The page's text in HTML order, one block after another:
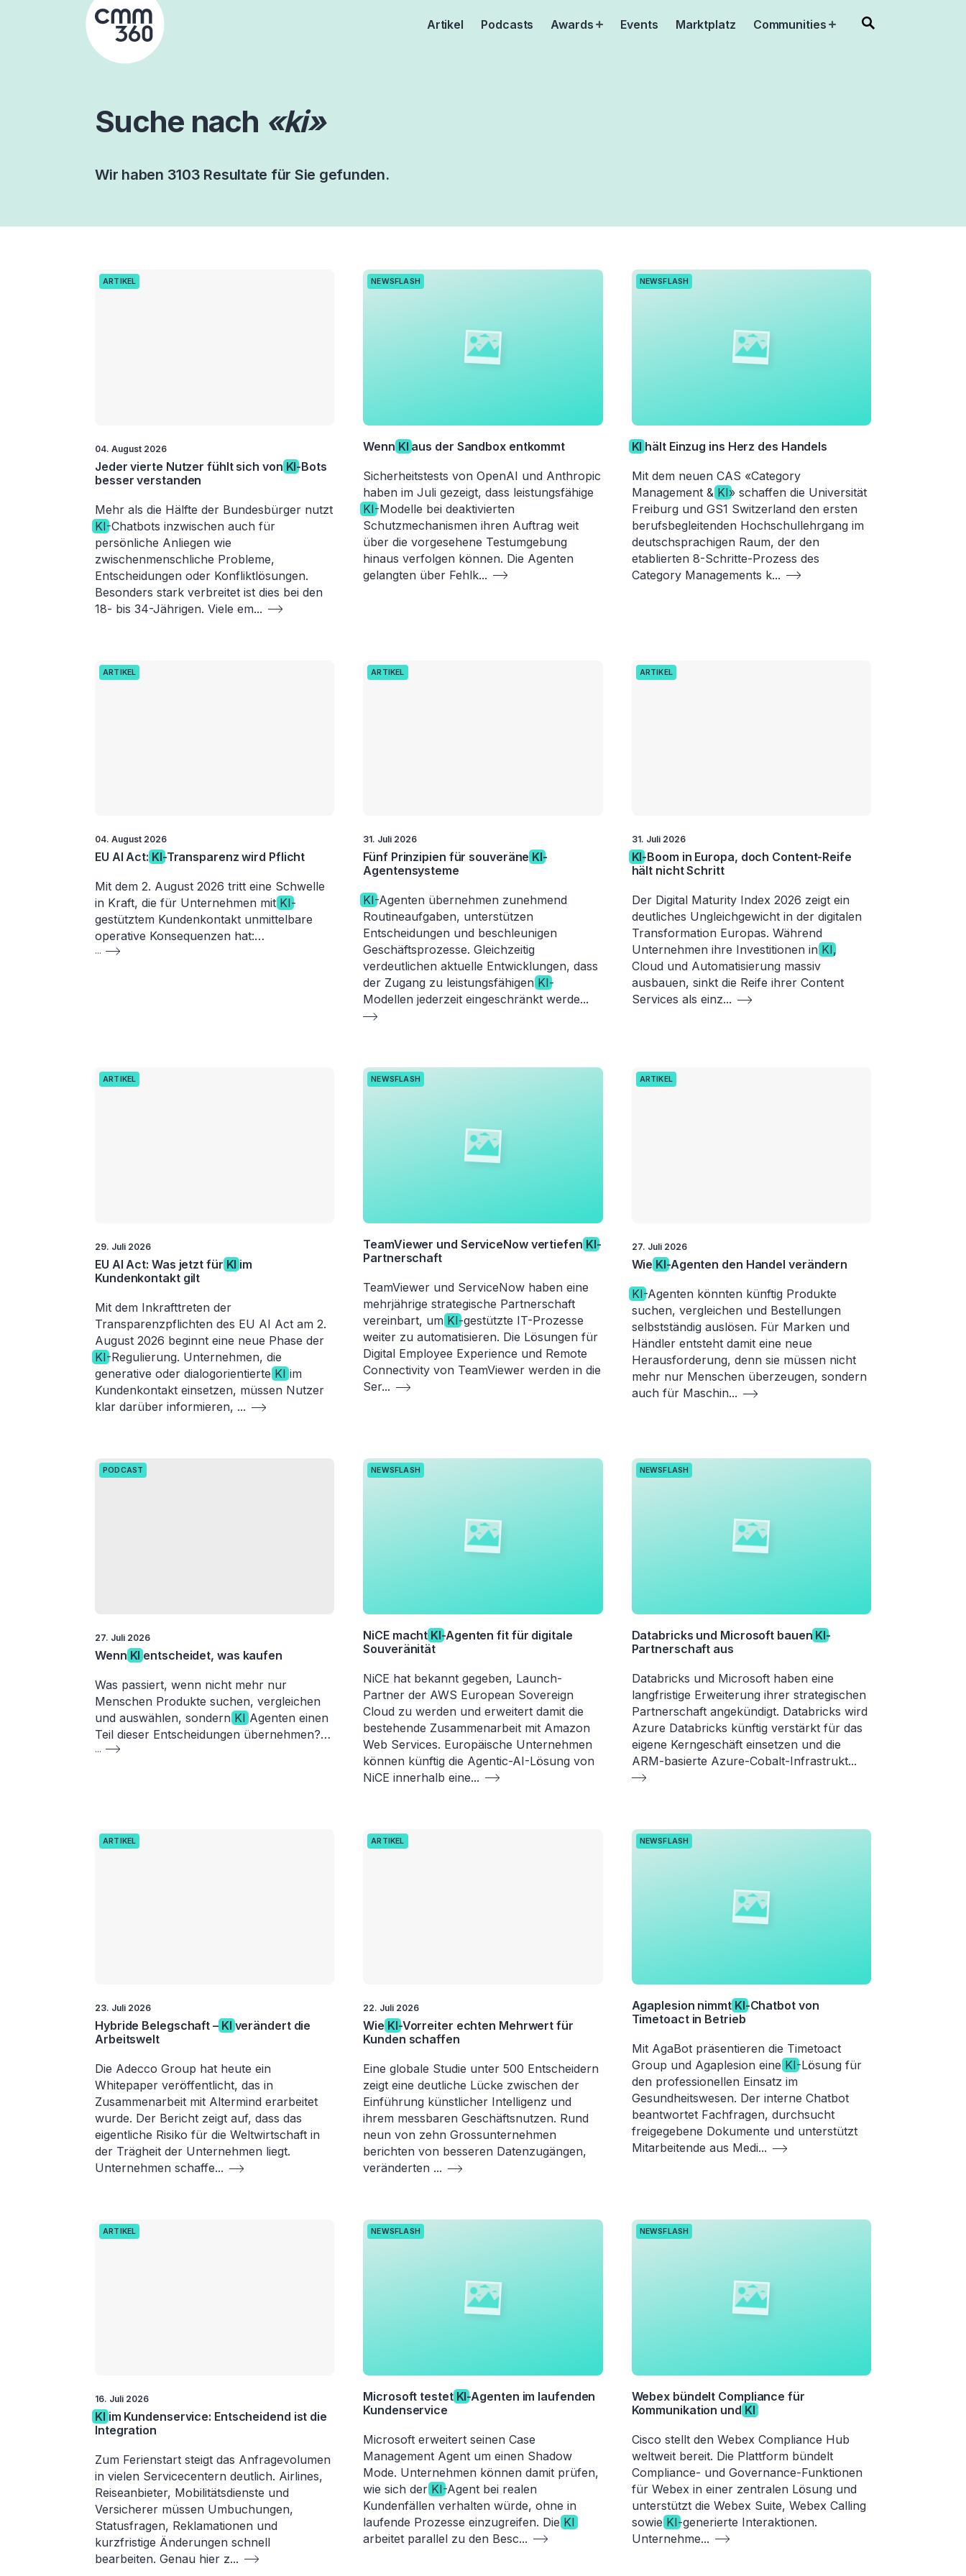
Artikel Podcasts Awards OpenEvents Marktplatz Communities Open
Suche nach «ki»
Wir haben 3103 Resultate für Sie gefunden.
ARTIKEL
04. August 2026
Jeder vierte Nutzer fühlt sich von KI-Bots
besser verstanden
Mehr als die Hälfte der Bundesbürger nutzt
KI-Chatbots inzwischen auch für
persönliche Anliegen wie
zwischenmenschliche Probleme,
Entscheidungen oder Konfliktlösungen.
Besonders stark verbreitet ist dies bei den
18- bis 34-Jährigen. Viele em...
NEWSFLASH
Wenn KI aus der Sandbox entkommt
Sicherheitstests von OpenAI und Anthropic
haben im Juli gezeigt, dass leistungsfähige
KI-Modelle bei deaktivierten
Schutzmechanismen ihren Auftrag weit
über die vorgesehene Testumgebung
hinaus verfolgen können. Die Agenten
gelangten über Fehlk...
NEWSFLASH
KI hält Einzug ins Herz des Handels
Mit dem neuen CAS «Category
Management & KI» schaffen die Universität
Freiburg und GS1 Switzerland den ersten
berufsbegleitenden Hochschullehrgang im
deutschsprachigen Raum, der den
etablierten 8-Schritte-Prozess des
Category Managements k...
ARTIKEL
04. August 2026
EU AI Act: KI-Transparenz wird Pflicht
Mit dem 2. August 2026 tritt eine Schwelle
in Kraft, die für Unternehmen mit KI-
gestütztem Kundenkontakt unmittelbare
operative Konsequenzen hat:…
...
ARTIKEL
31. Juli 2026
Fünf Prinzipien für souveräne KI-
Agentensysteme
KI-Agenten übernehmen zunehmend
Routineaufgaben, unterstützen
Entscheidungen und beschleunigen
Geschäftsprozesse. Gleichzeitig
verdeutlichen aktuelle Entwicklungen, dass
der Zugang zu leistungsfähigen KI-
Modellen jederzeit eingeschränkt werde...
ARTIKEL
31. Juli 2026
KI-Boom in Europa, doch Content-Reife
hält nicht Schritt
Der Digital Maturity Index 2026 zeigt ein
deutliches Ungleichgewicht in der digitalen
Transformation Europas. Während
Unternehmen ihre Investitionen in KI,
Cloud und Automatisierung massiv
ausbauen, sinkt die Reife ihrer Content
Services als einz...
ARTIKEL
29. Juli 2026
EU AI Act: Was jetzt für KI im
Kundenkontakt gilt
Mit dem Inkrafttreten der
Transparenzpflichten des EU AI Act am 2.
August 2026 beginnt eine neue Phase der
KI-Regulierung. Unternehmen, die
generative oder dialogorientierte KI im
Kundenkontakt einsetzen, müssen Nutzer
klar darüber informieren, ...
NEWSFLASH
TeamViewer und ServiceNow vertiefen KI-
Partnerschaft
TeamViewer und ServiceNow haben eine
mehrjährige strategische Partnerschaft
vereinbart, um KI-gestützte IT-Prozesse
weiter zu automatisieren. Die Lösungen für
Digital Employee Experience und Remote
Connectivity von TeamViewer werden in die
Ser...
ARTIKEL
27. Juli 2026
Wie KI-Agenten den Handel verändern
KI-Agenten könnten künftig Produkte
suchen, vergleichen und Bestellungen
selbstständig auslösen. Für Marken und
Händler entsteht damit eine neue
Herausforderung, denn sie müssen nicht
mehr nur Menschen überzeugen, sondern
auch für Maschin...
PODCAST
27. Juli 2026
Wenn KI entscheidet, was kaufen
Was passiert, wenn nicht mehr nur
Menschen Produkte suchen, vergleichen
und auswählen, sondern KI Agenten einen
Teil dieser Entscheidungen übernehmen?…
...
NEWSFLASH
NiCE macht KI-Agenten fit für digitale
Souveränität
NiCE hat bekannt gegeben, Launch-
Partner der AWS European Sovereign
Cloud zu werden und erweitert damit die
bestehende Zusammenarbeit mit Amazon
Web Services. Europäische Unternehmen
können künftig die Agentic-AI-Lösung von
NiCE innerhalb eine...
NEWSFLASH
Databricks und Microsoft bauen KI-
Partnerschaft aus
Databricks und Microsoft haben eine
langfristige Erweiterung ihrer strategischen
Partnerschaft angekündigt. Databricks wird
Azure Databricks künftig verstärkt für das
eigene Kerngeschäft einsetzen und die
ARM-basierte Azure-Cobalt-Infrastrukt...
ARTIKEL
23. Juli 2026
Hybride Belegschaft – KI verändert die
Arbeitswelt
Die Adecco Group hat heute ein
Whitepaper veröffentlicht, das in
Zusammenarbeit mit Altermind erarbeitet
wurde. Der Bericht zeigt auf, dass das
eigentliche Risiko für die Weltwirtschaft in
der Trägheit der Unternehmen liegt.
Unternehmen schaffe...
ARTIKEL
22. Juli 2026
Wie KI-Vorreiter echten Mehrwert für
Kunden schaffen
Eine globale Studie unter 500 Entscheidern
zeigt eine deutliche Lücke zwischen der
Einführung künstlicher Intelligenz und
ihrem messbaren Geschäftsnutzen. Rund
neun von zehn Grossunternehmen
berichten von besseren Datenzugängen,
veränderten ...
NEWSFLASH
Agaplesion nimmt KI-Chatbot von
Timetoact in Betrieb
Mit AgaBot präsentieren die Timetoact
Group und Agaplesion eine KI-Lösung für
den professionellen Einsatz im
Gesundheitswesen. Der interne Chatbot
beantwortet Fachfragen, durchsucht
freigegebene Dokumente und unterstützt
Mitarbeitende aus Medi...
ARTIKEL
16. Juli 2026
KI im Kundenservice: Entscheidend ist die
Integration
Zum Ferienstart steigt das Anfragevolumen
in vielen Servicecentern deutlich. Airlines,
Reiseanbieter, Mobilitätsdienste und
Versicherer müssen Umbuchungen,
Statusfragen, Reklamationen und
kurzfristige Änderungen schnell
bearbeiten. Genau hier z...
NEWSFLASH
Microsoft testet KI-Agenten im laufenden
Kundenservice
Microsoft erweitert seinen Case
Management Agent um einen Shadow
Mode. Unternehmen können damit prüfen,
wie sich der KI-Agent bei realen
Kundenfällen verhalten würde, ohne in
laufende Prozesse einzugreifen. Die KI
arbeitet parallel zu den Besc...
NEWSFLASH
Webex bündelt Compliance für
Kommunikation und KI
Cisco stellt den Webex Compliance Hub
weltweit bereit. Die Plattform bündelt
Compliance- und Governance-Funktionen
für Webex in einer zentralen Lösung und
unterstützt die Webex Suite, Webex Calling
sowie KI-generierte Interaktionen.
Unternehme...